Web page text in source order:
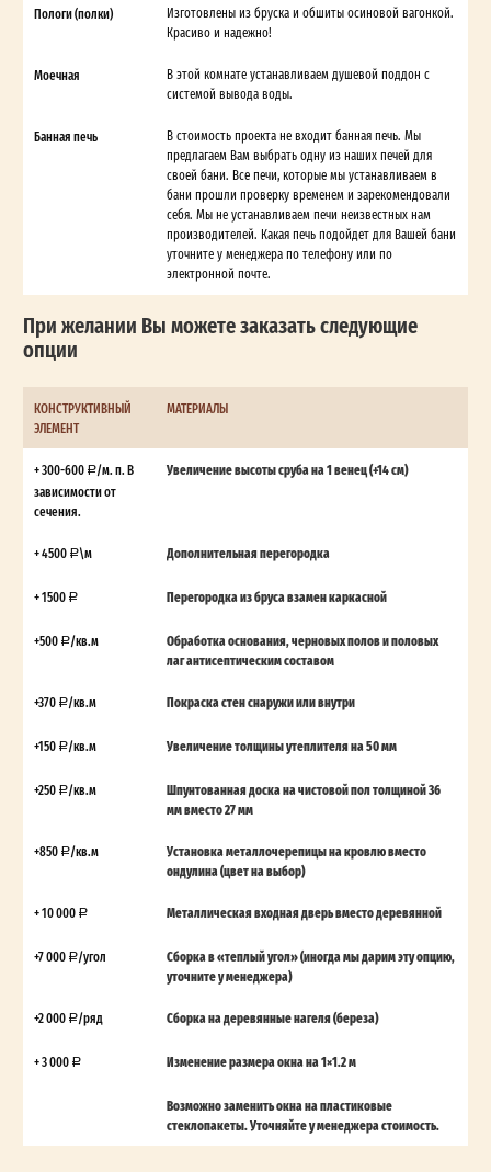
Пологи (полки)
Изготовлены из бруска и обшиты осиновой вагонкой.
Красиво и надежно!
Моечная
В этой комнате устанавливаем душевой поддон с
системой вывода воды.
Банная печь
В стоимость проекта не входит банная печь. Мы
предлагаем Вам выбрать одну из наших печей для
своей бани. Все печи, которые мы устанавливаем в
бани прошли проверку временем и зарекомендовали
себя. Мы не устанавливаем печи неизвестных нам
производителей. Какая печь подойдет для Вашей бани
уточните у менеджера по телефону или по
электронной почте.
При желании Вы можете заказать следующие
опции
КОНСТРУКТИВНЫЙ
ЭЛЕМЕНТ
МАТЕРИАЛЫ
+ 300-600
/м. п. В
зависимости от
сечения.
Увеличение высоты сруба на 1 венец (+14 см)
+ 4500 \м Дополнительная перегородка
+ 1500 Перегородка из бруса взамен каркасной
+500 /кв.м
Обработка основания, черновых полов и половых
лаг антисептическим составом
+370 /кв.м Покраска стен снаружи или внутри
+150 /кв.м Увеличение толщины утеплителя на 50 мм
+250 /кв.м
Шпунтованная доска на чистовой пол толщиной 36
мм вместо 27 мм
+850 /кв.м
Установка металлочерепицы на кровлю вместо
ондулина (цвет на выбор)
+ 10 000 Металлическая входная дверь вместо деревянной
+7 000 /угол
Сборка в «теплый угол» (иногда мы дарим эту опцию,
уточните у менеджера)
+2 000 /ряд Сборка на деревянные нагеля (береза)
+ 3 000 Изменение размера окна на 1×1.2 м
Возможно заменить окна на пластиковые
стеклопакеты. Уточняйте у менеджера стоимость.